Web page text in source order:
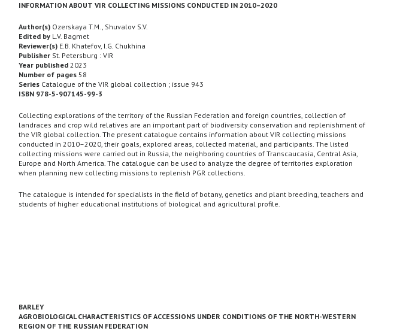
INFORMATION ABOUT VIR COLLECTING MISSIONS CONDUCTED IN 2010–2020
Author(s) Ozerskaya T.M., Shuvalov S.V.
Edited by L.V. Bagmet
Reviewer(s) E.B. Khatefov, I.G. Chukhina
Publisher St. Petersburg : VIR
Year published 2023
Number of pages 58
Series Catalogue of the VIR global collection ; issue 943
ISBN 978-5-907145-99-3
Collecting explorations of the territory of the Russian Federation and foreign countries, collection of
landraces and crop wild relatives are an important part of biodiversity conservation and replenishment of
the VIR global collection. The present catalogue contains information about VIR collecting missions
conducted in 2010–2020, their goals, explored areas, collected material, and participants. The listed
collecting missions were carried out in Russia, the neighboring countries of Transcaucasia, Central Asia,
Europe and North America. The catalogue can be used to analyze the degree of territories exploration
when planning new collecting missions to replenish PGR collections.
The catalogue is intended for specialists in the field of botany, genetics and plant breeding, teachers and
students of higher educational institutions of biological and agricultural profile.
BARLEY
AGROBIOLOGICAL CHARACTERISTICS OF ACCESSIONS UNDER CONDITIONS OF THE NORTH-WESTERN
REGION OF THE RUSSIAN FEDERATION